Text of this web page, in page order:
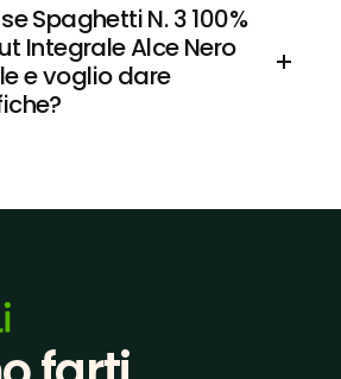
Spaghetti N. 3 100%
Integrale Alce Nero
e voglio dare